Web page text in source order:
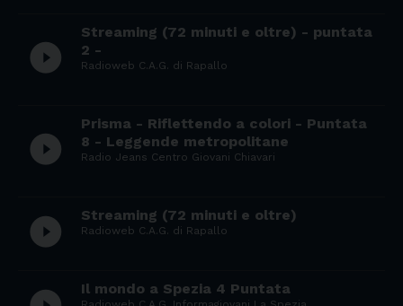
play_circle_filled
Streaming (72 minuti e oltre) - puntata
2 -
Radioweb C.A.G. di Rapallo
play_circle_filled
Prisma - Riflettendo a colori - Puntata
8 - Leggende metropolitane
Radio Jeans Centro Giovani Chiavari
play_circle_filled Streaming (72 minuti e oltre)
Radioweb C.A.G. di Rapallo
Il mondo a Spezia 4 Puntata